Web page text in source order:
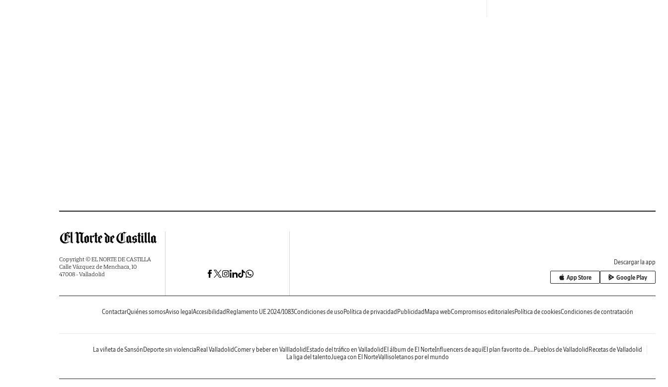
Copyright © EL NORTE DE CASTILLA
Calle Vázquez de Menchaca, 10
47008 - Valladolid
Descargar la app
App Store Google Play
ContactarQuiénes somosAviso legal Accesibilidad Reglamento UE 2024/1083Condiciones de uso Política de privacidad Publicidad Mapa webCompromisos editorialesPolítica de cookiesCondiciones de contratación
La viñeta de Sansón Deporte sin violencia Real ValladolidComer y beber en Vallladolid Estado del tráfico en Valladolid El álbum de El NorteInfluencers de aquíEl plan favorito de... Pueblos de Valladolid Recetas de Valladolid
La liga del talentoJuega con El NorteVallisoletanos por el mundo